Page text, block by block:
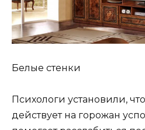
Белые стенки
Психологи установили,
действует на горожан